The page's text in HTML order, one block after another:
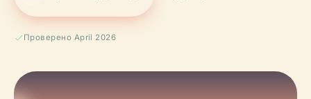
Проверено April 2026